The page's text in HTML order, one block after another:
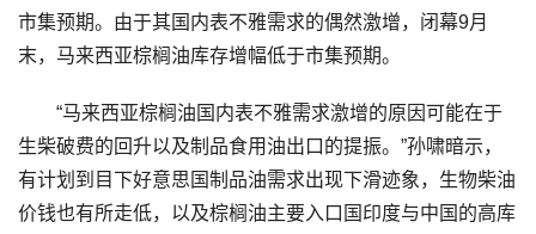
市集预期。由于其国内表不雅需求的偶然激增，闭幕9月
末，马来西亚棕榈油库存增幅低于市集预期。
“马来西亚棕榈油国内表不雅需求激增的原因可能在于
生柴破费的回升以及制品食用油出口的提振。”孙啸暗示，
有计划到目下好意思国制品油需求出现下滑迹象，生物柴油
价钱也有所走低，以及棕榈油主要入口国印度与中国的高库